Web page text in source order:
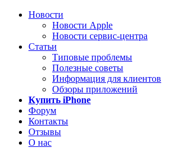
Новости
Новости Apple
Новости сервис-центра
Статьи
Типовые проблемы
Полезные советы
Информация для клиентов
Обзоры приложений
Купить iPhone
Форум
Контакты
Отзывы
О нас